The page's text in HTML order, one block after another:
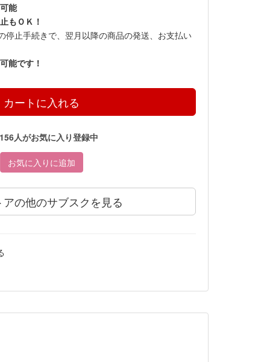
能
もＯＫ！
停止手続きで、翌月以降の商品の発送、お支払い
能です！
156人がお気に入り登録中
お気に入りに追加
アの他のサブスクを見る